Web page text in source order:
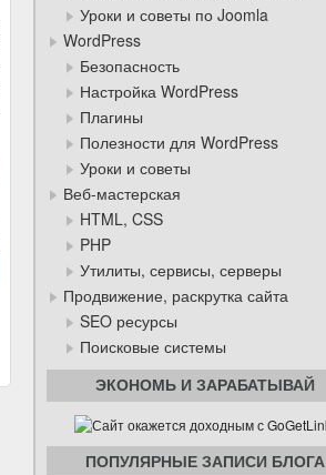
Уроки и советы по Joomla
WordPress
Безопасность
Настройка WordPress
Плагины
Полезности для WordPress
Уроки и советы
Веб-мастерская
HTML, CSS
PHP
Утилиты, сервисы, серверы
Продвижение, раскрутка сайта
SEO ресурсы
Поисковые системы
ЭКОНОМЬ И ЗАРАБАТЫВАЙ
ПОПУЛЯРНЫЕ ЗАПИСИ БЛОГА